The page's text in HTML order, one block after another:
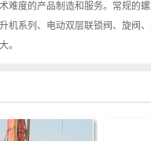
难度的产品制造和服务。常规的
机系列、电动双层联锁阀、旋阀
。